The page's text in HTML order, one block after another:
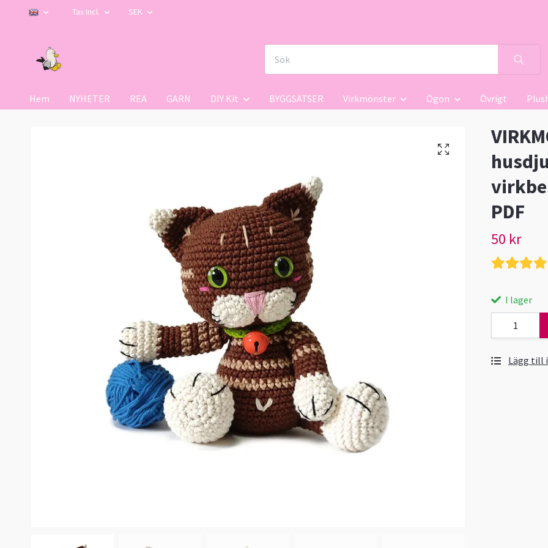
Tax Incl. SEK
Hem NYHETER REA GARN DIY Kit BYGGSATSER Virkmönster Ögon Övrigt
PDF
50 kr
I lager
Lägg till